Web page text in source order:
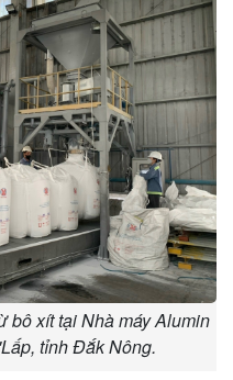
bô xít tại Nhà máy Alumin
tỉnh Đắk Nông.